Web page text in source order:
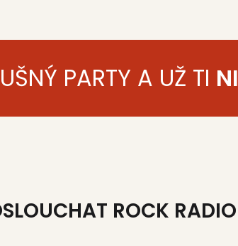
PARTY A UŽ TI
ROCK RADIO